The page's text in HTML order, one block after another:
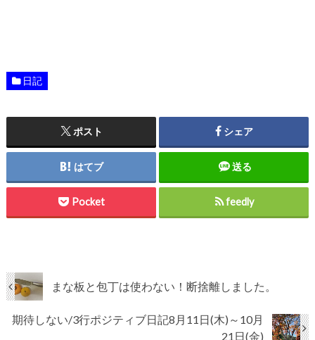
日記
ポスト シェア
はてブ 送る
Pocket feedly
まな板と包丁は使わない！断捨離しました。
期待しない/3行ポジティブ日記8月11日(木)～10月
21日(金)